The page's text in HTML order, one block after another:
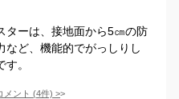
ターは、接地面から5㎝の防
など、機能的でがっしりし
。
メント (4件) >